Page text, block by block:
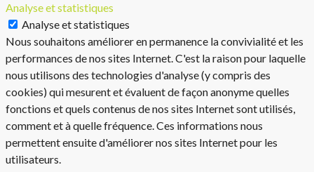
Analyse et statistiques
Analyse et statistiques
Nous souhaitons améliorer en permanence la convivialité et les
performances de nos sites Internet. C'est la raison pour laquelle
nous utilisons des technologies d'analyse (y compris des
cookies) qui mesurent et évaluent de façon anonyme quelles
fonctions et quels contenus de nos sites Internet sont utilisés,
comment et à quelle fréquence. Ces informations nous
permettent ensuite d'améliorer nos sites Internet pour les
utilisateurs.